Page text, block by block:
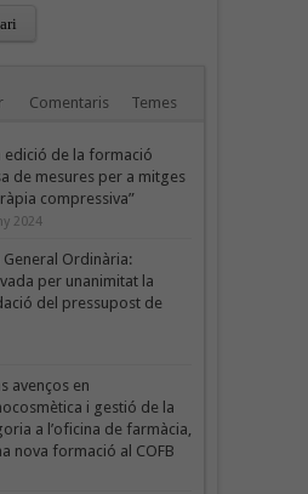
Comentaris Temes
edició de la formació
de mesures per a mitges
compressiva”
2024
General Ordinària:
per unanimitat la
del pressupost de
avenços en
i gestió de la
a l’oficina de farmàcia,
nova formació al COFB